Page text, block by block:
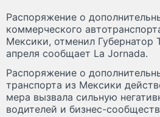
Распоряжение о
коммерческого
Мексики, отменил Губернатор
апреля сообщает La Jornada.
Распоряжение о
транспорта из Мексики
мера вызвала сильную
водителей и бизнес-